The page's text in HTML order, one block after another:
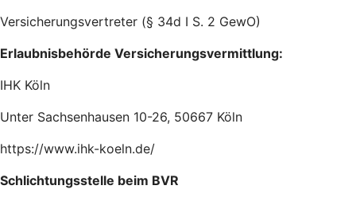
Versicherungsvertreter (§ 34d I S. 2 GewO)
Erlaubnisbehörde Versicherungsvermittlung:
IHK Köln
Unter Sachsenhausen 10-26, 50667 Köln
https://www.ihk-koeln.de/
Schlichtungsstelle beim BVR